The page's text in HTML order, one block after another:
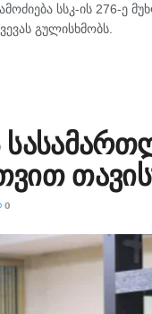
სსკ-ის 276-ე
გულისხმობს.
0